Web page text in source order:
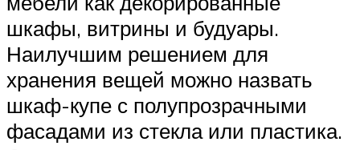
шкафы, витрины и будуары.
Наилучшим решением для
хранения вещей можно назвать
шкаф-купе с полупрозрачными
фасадами из стекла или пластика.